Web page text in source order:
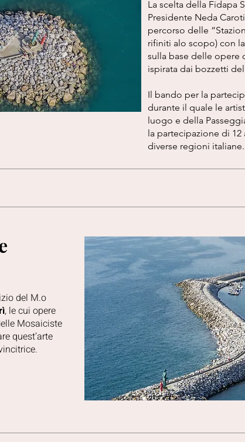
La scelta della Fidapa
Presidente Neda
percorso delle
rifiniti alo scopo) con
sulla base delle opere
ispirata dai bozzetti
Il bando per la
durante il quale le
luogo e della
la partecipazione di
diverse regioni italiane.
del M.o
, le cui opere
Mosaiciste
quest’arte